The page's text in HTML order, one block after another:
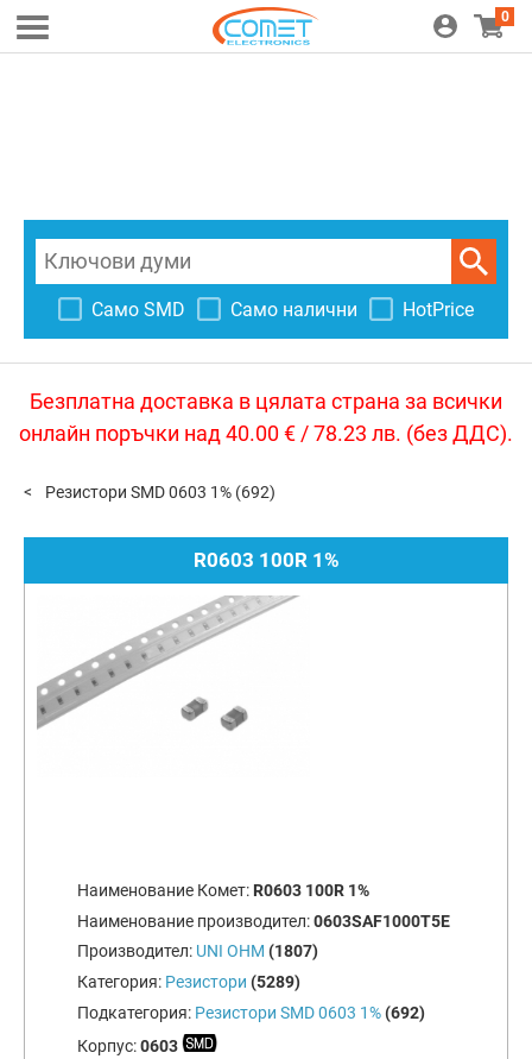
0
Само SMD Само налични HotPrice
Безплатна доставка в цялата страна за всички
онлайн поръчки над 40.00 € / 78.23 лв. (без ДДС).
Резистори SMD 0603 1% (692)
R0603 100R 1%
Наименование Комет: R0603 100R 1%
Наименование производител:0603SAF1000T5E
Производител: UNI OHM (1807)
Категория: Резистори (5289)
Подкатегория: Резистори SMD 0603 1% (692)
Корпус:0603